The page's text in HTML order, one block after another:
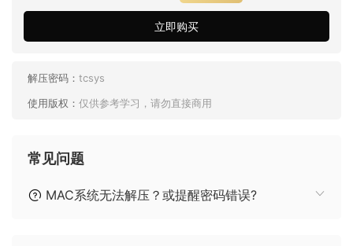
立即购买
解压密码： tcsys
使用版权： 仅供参考学习，请勿直接商用
常见问题
MAC系统无法解压？或提醒密码错误?